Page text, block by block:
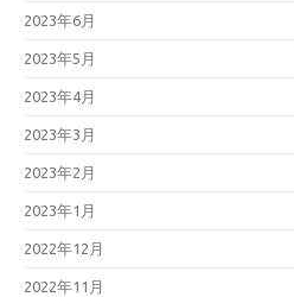
2023年6月
2023年5月
2023年4月
2023年3月
2023年2月
2023年1月
2022年12月
2022年11月